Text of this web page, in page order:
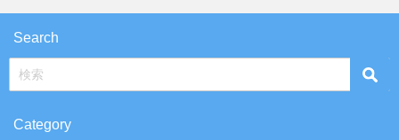
Search
Category